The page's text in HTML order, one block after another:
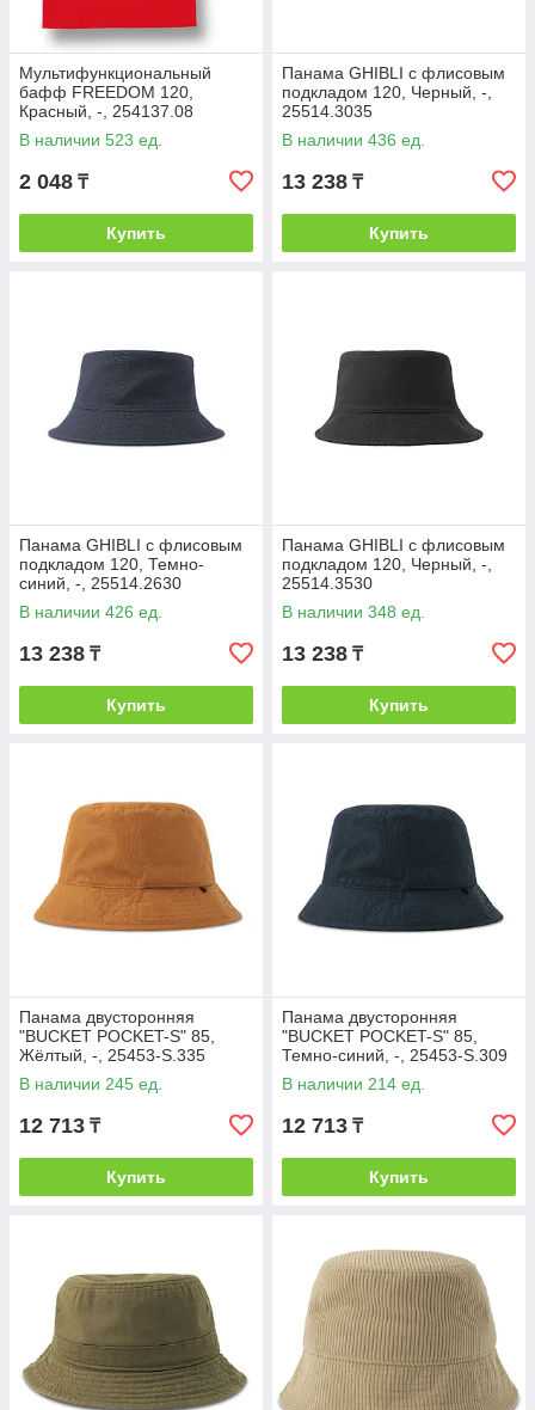
Мультифункциональный
бафф FREEDOM 120,
Красный, -, 254137.08
В наличии 523 ед.
2 048 ₸
Купить
Панама GHIBLI с флисовым
подкладом 120, Черный, -,
25514.3035
В наличии 436 ед.
13 238 ₸
Купить
Панама GHIBLI с флисовым
подкладом 120, Темно-
синий, -, 25514.2630
В наличии 426 ед.
13 238 ₸
Купить
Панама GHIBLI с флисовым
подкладом 120, Черный, -,
25514.3530
В наличии 348 ед.
13 238 ₸
Купить
Панама двусторонняя
"BUCKET POCKET-S" 85,
Жёлтый, -, 25453-S.335
В наличии 245 ед.
12 713 ₸
Купить
Панама двусторонняя
"BUCKET POCKET-S" 85,
Темно-синий, -, 25453-S.309
В наличии 214 ед.
12 713 ₸
Купить